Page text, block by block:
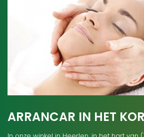
ARRANCAR IN HET